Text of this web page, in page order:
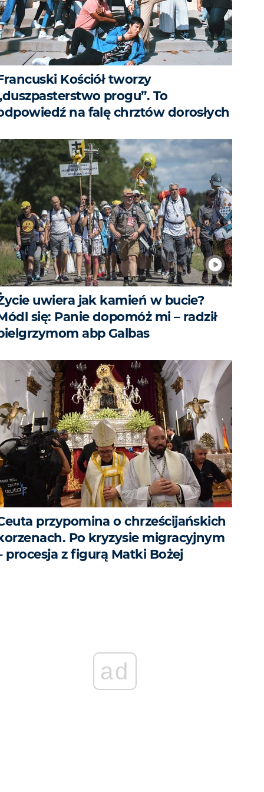
Kościół tworzy
progu”. To
na falę chrztów dorosłych
uwiera jak kamień w bucie?
się: Panie dopomóż mi – radził
abp Galbas
przypomina o chrześcijańskich
Po kryzysie migracyjnym
procesja z figurą Matki Bożej
ad